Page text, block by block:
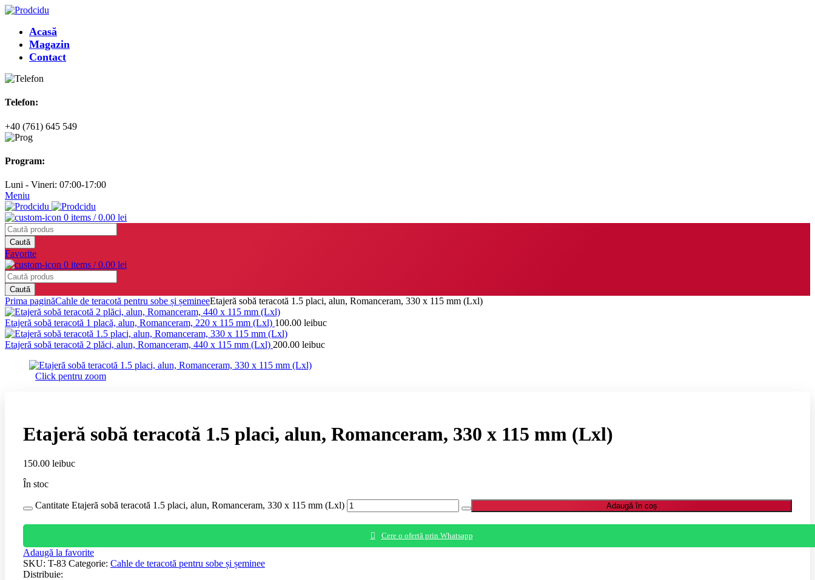
Acasă
Magazin
Contact
Telefon:
+40 (761) 645 549
Program:
Luni - Vineri: 07:00-17:00
Meniu
0 items / 0.00 lei
Caută
Favorite
0 items / 0.00 lei
Caută
Prima paginăCahle de teracotă pentru sobe și șemineeEtajeră sobă teracotă 1.5 placi, alun, Romanceram, 330 x 115 mm (Lxl)
Etajeră sobă teracotă 1 placă, alun, Romanceram, 220 x 115 mm (Lxl) 100.00 leibuc
Etajeră sobă teracotă 2 plăci, alun, Romanceram, 440 x 115 mm (Lxl) 200.00 leibuc
Click pentru zoom
Etajeră sobă teracotă 1.5 placi, alun, Romanceram, 330 x 115 mm (Lxl)
150.00 leibuc
În stoc
Cantitate Etajeră sobă teracotă 1.5 placi, alun, Romanceram, 330 x 115 mm (Lxl) Adaugă în coș
Cere o ofertă prin Whatsapp
Adaugă la favorite
SKU: T-83 Categorie: Cahle de teracotă pentru sobe și șeminee
Distribuie: